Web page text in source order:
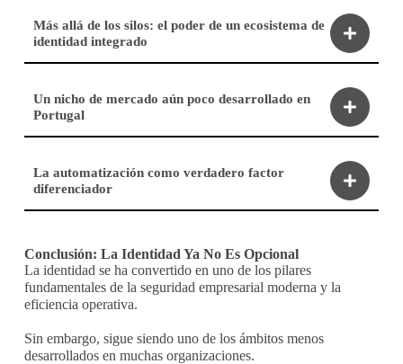
Más allá de los silos: el poder de un ecosistema de
identidad integrado
Un nicho de mercado aún poco desarrollado en
Portugal
La automatización como verdadero factor
diferenciador
Conclusión: La Identidad Ya No Es Opcional
La identidad se ha convertido en uno de los pilares
fundamentales de la seguridad empresarial moderna y la
eficiencia operativa.
Sin embargo, sigue siendo uno de los ámbitos menos
desarrollados en muchas organizaciones.